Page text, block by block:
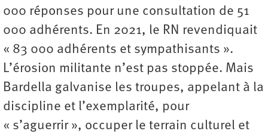
000 réponses pour une consultation de 51
000 adhérents. En 2021, le RN revendiquait
« 83 000 adhérents et sympathisants ».
L’érosion militante n’est pas stoppée. Mais
Bardella galvanise les troupes, appelant à la
discipline et l’exemplarité, pour
« s’aguerrir », occuper le terrain culturel et